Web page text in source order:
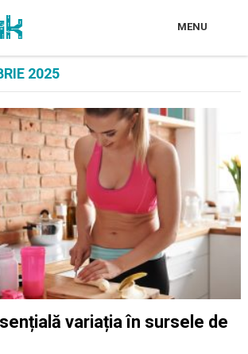
MENU
2025
variația în sursele de